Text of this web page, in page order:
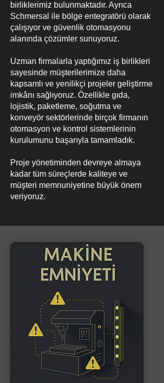
birliklerimiz bulunmaktadır. Ayrıca
Schmersal ile bölge entegratörü olarak
çalışıyor ve güvenlik otomasyonu
alanında çözümler sunuyoruz.
Uzman firmalarla yaptığımız iş birlikleri
sayesinde müşterilerimize daha
kapsamlı ve yenilikçi projeler geliştirme
imkânı sağlıyoruz. Özellikle gıda,
lojistik, paketleme, soğutma ve
konveyör sektörlerinde birçok firmanın
otomasyon ve kontrol sistemlerinin
kurulumunu başarıyla tamamladık.
Proje yönetiminden devreye almaya
kadar tüm süreçlerde kaliteye ve
müşteri memnuniyetine büyük önem
veriyoruz.